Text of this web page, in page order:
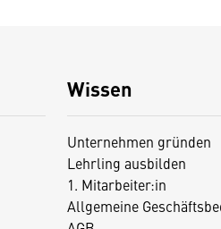
Wissen
Unternehmen gründen
Lehrling ausbilden
1. Mitarbeiter:in
Allgemeine